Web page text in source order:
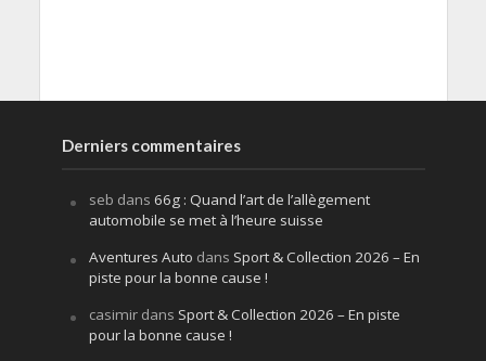
Derniers commentaires
seb dans 66g : Quand l’art de l’allègement
automobile se met à l’heure suisse
Aventures Auto dans Sport & Collection 2026 – En
piste pour la bonne cause !
casimirdans Sport & Collection 2026 – En piste
pour la bonne cause !